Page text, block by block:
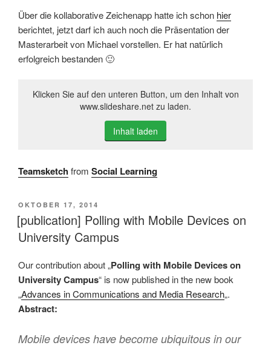
Über die kollaborative Zeichenapp hatte ich schon hier
berichtet, jetzt darf ich auch noch die Präsentation der
Masterarbeit von Michael vorstellen. Er hat natürlich
erfolgreich bestanden 🙂
Klicken Sie auf den unteren Button, um den Inhalt von
www.slideshare.net zu laden.
Inhalt laden
Teamsketchfrom Social Learning
VERÖFFENTLICHT
AM
OKTOBER 17, 2014
[publication] Polling with Mobile Devices on
University Campus
Our contribution about „Polling with Mobile Devices on
University Campus“ is now published in the new book
„Advances in Communications and Media Research„.
Abstract:
Mobile devices have become ubiquitous in our